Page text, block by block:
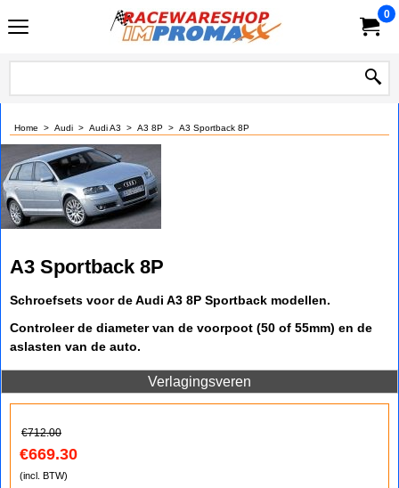
0
Home > Audi > Audi A3 > A3 8P > A3 Sportback 8P
A3 Sportback 8P
Schroefsets voor de Audi A3 8P Sportback modellen.
Controleer de diameter van de voorpoot (50 of 55mm) en de
aslasten van de auto.
Verlagingsveren
€712.00
€669.30
(incl. BTW)